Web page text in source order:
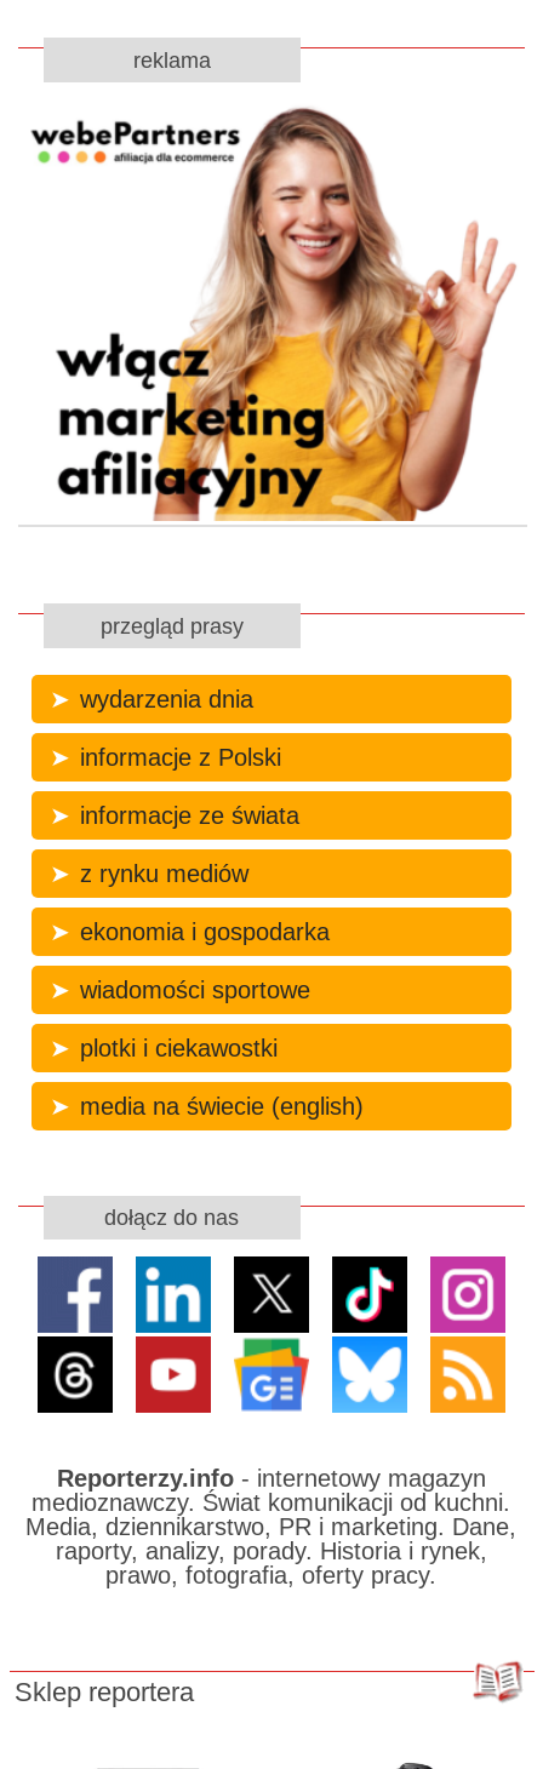
reklama
przegląd prasy
wydarzenia dnia
informacje z Polski
informacje ze świata
z rynku mediów
ekonomia i gospodarka
wiadomości sportowe
plotki i ciekawostki
media na świecie (english)
dołącz do nas
Reporterzy.info- internetowy magazyn
medioznawczy. Świat komunikacji od kuchni.
Media, dziennikarstwo, PR i marketing. Dane,
raporty, analizy, porady. Historia i rynek,
prawo, fotografia, oferty pracy.
Sklep reportera